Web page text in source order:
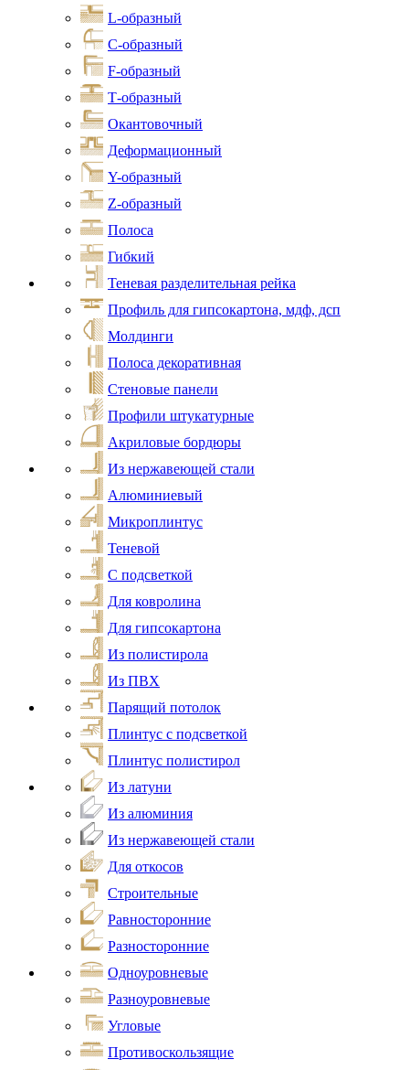
L-образный
С-образный
F-образный
Т-образный
Окантовочный
Деформационный
Y-образный
Z-образный
Полоса
Гибкий
Теневая разделительная рейка
Профиль для гипсокартона, мдф, дсп
Молдинги
Полоса декоративная
Стеновые панели
Профили штукатурные
Акриловые бордюры
Из нержавеющей стали
Алюминиевый
Микроплинтус
Теневой
С подсветкой
Для ковролина
Для гипсокартона
Из полистирола
Из ПВХ
Парящий потолок
Плинтус с подсветкой
Плинтус полистирол
Из латуни
Из алюминия
Из нержавеющей стали
Для откосов
Строительные
Равносторонние
Разносторонние
Одноуровневые
Разноуровневые
Угловые
Противоскользящие